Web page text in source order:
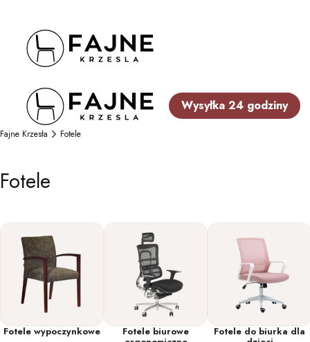
Wysyłka 24 godziny
Fajne Krzesła
Fotele
Fotele
Fotele wypoczynkowe Fotele biurowe Fotele do biurka dla